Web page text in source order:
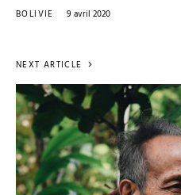
BOLIVIE 9 avril 2020
NEXT ARTICLE